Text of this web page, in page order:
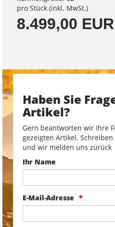
pro Stück (inkl. MwSt.)
8.499,00 EUR
Haben Sie
Artikel?
Gern beantworten wir Ihre
gezeigten Artikel.
und wir melden uns zurück
Ihr Name
E-Mail-Adresse